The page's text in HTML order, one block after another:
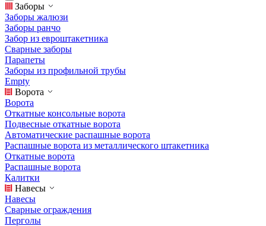
Заборы
Заборы жалюзи
Заборы ранчо
Забор из евроштакетника
Сварные заборы
Парапеты
Заборы из профильной трубы
Empty
Ворота
Ворота
Откатные консольные ворота
Подвесные откатные ворота
Автоматические распашные ворота
Распашные ворота из металлического штакетника
Откатные ворота
Распашные ворота
Калитки
Навесы
Навесы
Сварные ограждения
Перголы